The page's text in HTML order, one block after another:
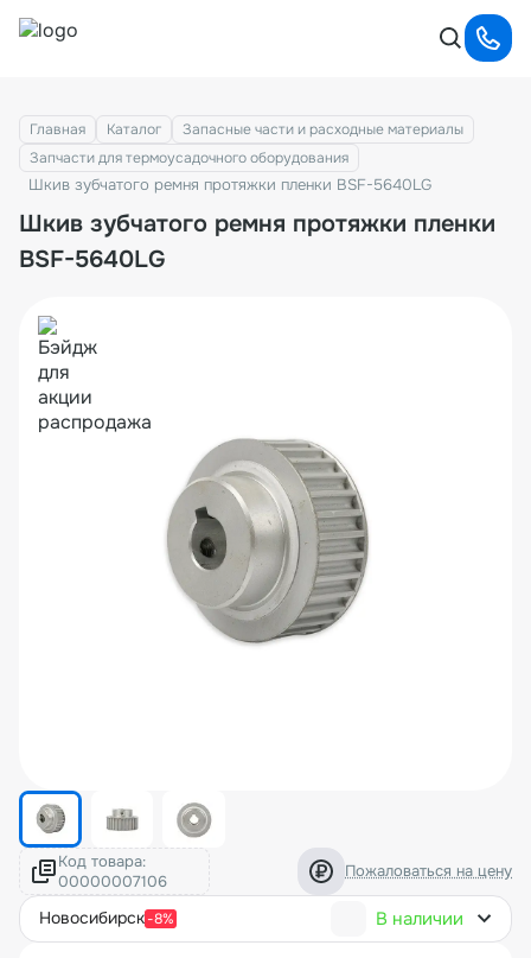
Главная Каталог
Запасные части и расходные материалы
Запчасти для термоусадочного оборудования
Шкив зубчатого ремня протяжки пленки BSF-5640LG
Шкив зубчатого ремня протяжки пленки
BSF-5640LG
Код товара: Пожаловаться на цену
новосибирск-8% В наличии